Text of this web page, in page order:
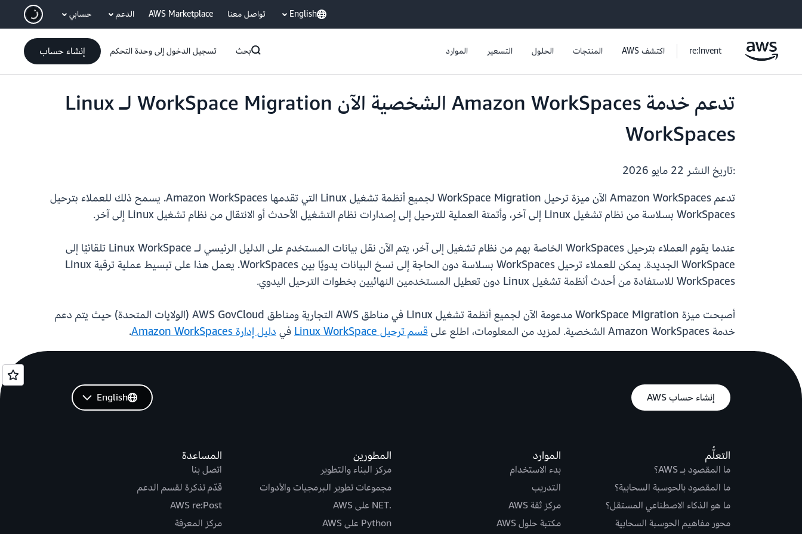
انتقل إلى المحتوى الرئيسي English تواصل معنا AWS Marketplace الدعم حسابي
re:Invent اكتشف AWS المنتجات الحلول التسعير الموارد بحث تسجيل الدخول إلى وحدة التحكم إنشاء حساب
تدعم خدمة Amazon WorkSpaces الشخصية الآن WorkSpace Migration لـ Linux
WorkSpaces
:تاريخ النشر
تدعم Amazon WorkSpaces الآن ميزة ترحيل WorkSpace Migration لجميع أنظمة تشغيل Linux التي تقدمها Amazon WorkSpaces. يسمح ذلك للعملاء بترحيل
WorkSpaces بسلاسة من نظام تشغيل Linux إلى آخر، وأتمتة العملية للترحيل إلى إصدارات نظام التشغيل الأحدث أو الانتقال من نظام تشغيل Linux إلى آخر.
عندما يقوم العملاء بترحيل WorkSpaces الخاصة بهم من نظام تشغيل إلى آخر، يتم الآن نقل بيانات المستخدم على الدليل الرئيسي لـ Linux WorkSpace تلقائيًا إلى
WorkSpace الجديدة. يمكن للعملاء ترحيل WorkSpaces بسلاسة دون الحاجة إلى نسخ البيانات يدويًا بين WorkSpaces. يعمل هذا على تبسيط عملية ترقية Linux
WorkSpaces للاستفادة من أحدث أنظمة تشغيل Linux دون تعطيل المستخدمين النهائيين بخطوات الترحيل اليدوي.
أصبحت ميزة WorkSpace Migration مدعومة الآن لجميع أنظمة تشغيل Linux في مناطق AWS التجارية ومناطق AWS GovCloud (الولايات المتحدة) حيث يتم دعم
خدمة Amazon WorkSpaces الشخصية. لمزيد من المعلومات، اطلع على
قسم ترحيل Linux WorkSpace فيدليل إدارة Amazon WorkSpaces .
إنشاء حساب AWS
التعلُّم
ما المقصود بـ AWS؟
ما المقصود بالحوسبة السحابية؟
ما هو الذكاء الاصطناعي المستقل؟
محور مفاهيم الحوسبة السحابية
الموارد
بدء الاستخدام
التدريب
مركز ثقة AWS
مكتبة حلول AWS
المطورين
مركز البناء والتطوير
مجموعات تطوير البرمجيات والأدوات
.NET على AWS
Python على AWS
المساعدة
اتصل بنا
قدّم تذكرة لقسم الدعم
AWS re:Post
مركز المعرفة
English